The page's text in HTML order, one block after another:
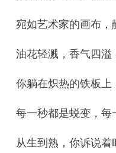
宛如艺术家的画布，
油花轻溅，香气四溢
你躺在炽热的铁板上
每一秒都是蜕变，每
从生到熟，你诉说着